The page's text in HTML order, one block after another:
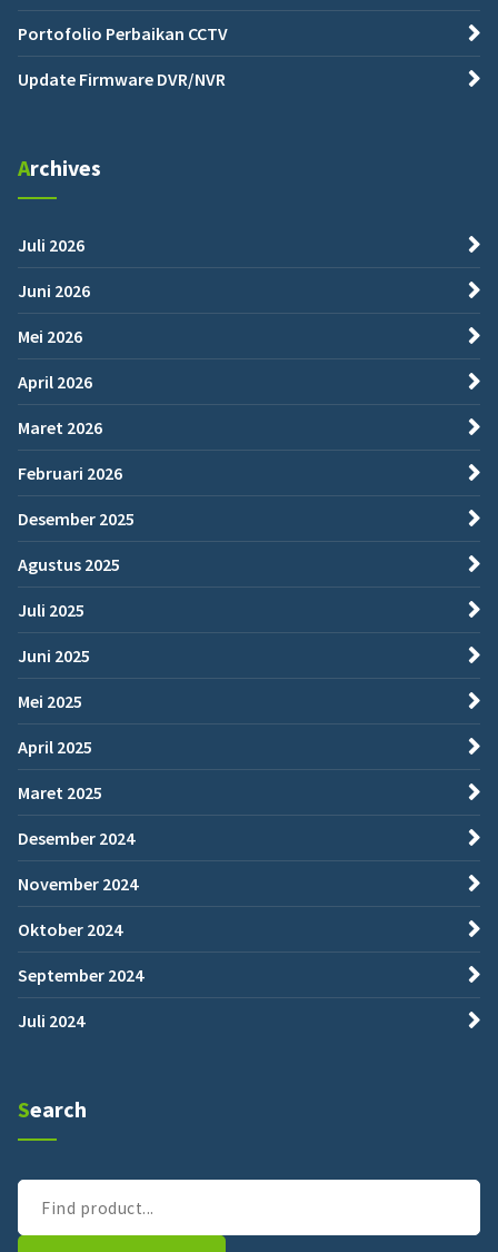
Portofolio Perbaikan CCTV
Update Firmware DVR/NVR
Archives
Juli 2026
Juni 2026
Mei 2026
April 2026
Maret 2026
Februari 2026
Desember 2025
Agustus 2025
Juli 2025
Juni 2025
Mei 2025
April 2025
Maret 2025
Desember 2024
November 2024
Oktober 2024
September 2024
Juli 2024
Search